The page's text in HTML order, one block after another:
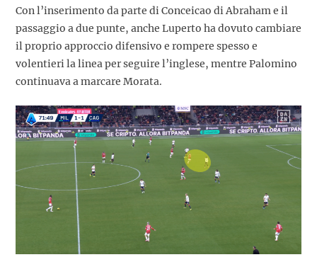
Con l’inserimento da parte di Conceicao di Abraham e il
passaggio a due punte, anche Luperto ha dovuto cambiare
il proprio approccio difensivo e rompere spesso e
volentieri la linea per seguire l’inglese, mentre Palomino
continuava a marcare Morata.